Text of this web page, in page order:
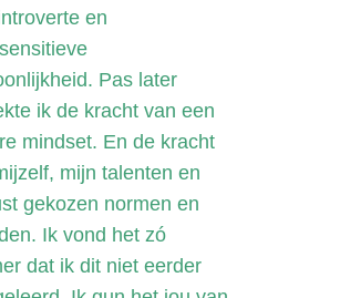
en
Pas later
ik de kracht van een
mindset. En de kracht
mijn talenten en
gekozen normen en
Ik vond het zó
dat ik dit niet eerder